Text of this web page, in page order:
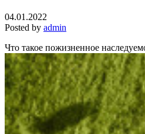
04.01.2022
Posted by admin
Что такое пожизненное